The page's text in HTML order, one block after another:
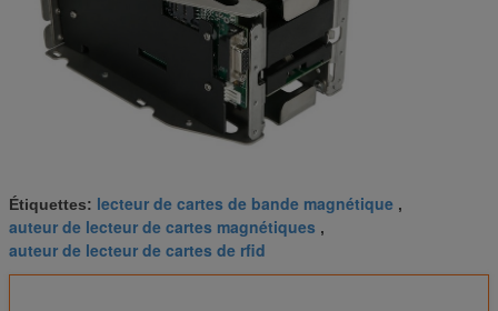
Étiquettes: lecteur de cartes de bande magnétique ,
auteur de lecteur de cartes magnétiques ,
auteur de lecteur de cartes de rfid